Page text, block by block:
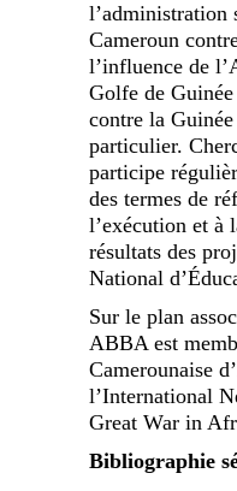
l’administration
Cameroun
l’influence de
Golfe de
contre la
particulier.
participe
des termes de
l’exécution et à
résultats des
National
Sur le plan
ABBA est
Camerounaise
l’International
Great War in
Bibliographie